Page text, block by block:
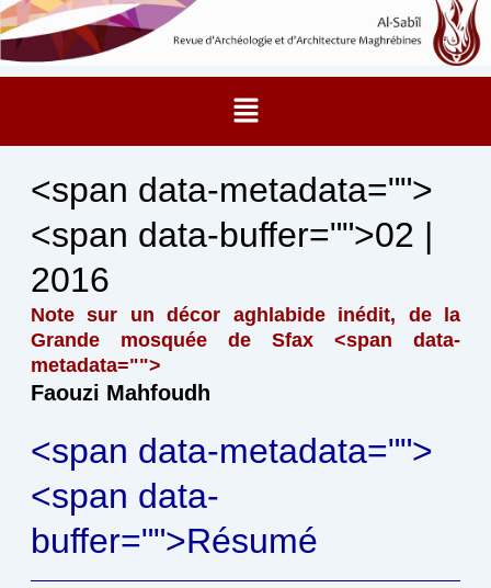
Aller
au
contenu
Menu
<span data-metadata="">
<span data-buffer="">02 |
2016
Note sur un décor aghlabide inédit, de la
Grande mosquée de Sfax <span data-
metadata="">
Faouzi Mahfoudh
<span data-metadata="">
<span data-
buffer="">Résumé